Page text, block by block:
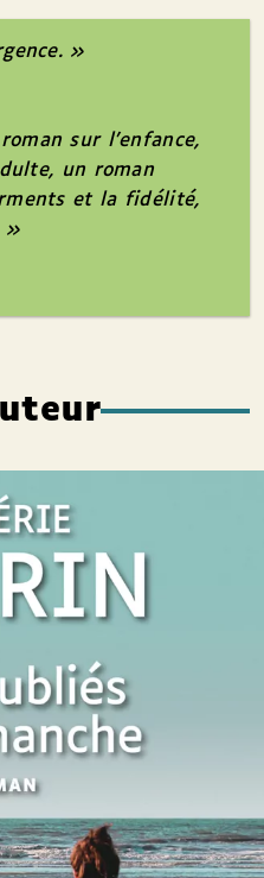
»
sur l’enfance,
un roman
et la fidélité,
»